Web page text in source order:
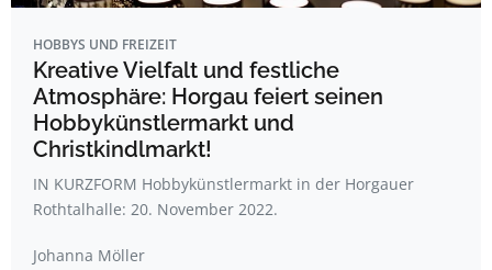
HOBBYS UND FREIZEIT
Kreative Vielfalt und festliche
Atmosphäre: Horgau feiert seinen
Hobbykünstlermarkt und
Christkindlmarkt!
IN KURZFORM Hobbykünstlermarkt in der Horgauer
Rothtalhalle: 20. November 2022.
Johanna Möller